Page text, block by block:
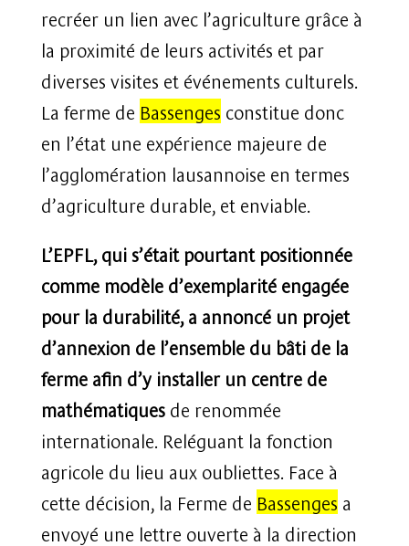
recréer un lien avec l’agriculture grâce à
la proximité de leurs activités et par
diverses visites et événements culturels.
La ferme de Bassenges constitue donc
en l’état une expérience majeure de
l’agglomération lausannoise en termes
d’agriculture durable, et enviable.
L’EPFL, qui s’était pourtant positionnée
comme modèle d’exemplarité engagée
pour la durabilité, a annoncé un projet
d’annexion de l’ensemble du bâti de la
ferme afin d’y installer un centre de
mathématiquesde renommée
internationale. Reléguant la fonction
agricole du lieu aux oubliettes. Face à
cette décision, la Ferme de Bassenges a
envoyé une lettre ouverte à la direction